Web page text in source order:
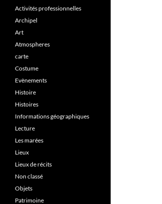
Activités professionnelles
Archipel
Art
Atmospheres
carte
Costume
Evènements
Histoire
Histoires
Informations géographiques
Lecture
Les marées
Lieux
Lieux de récits
Non classé
Objets
Patrimoine